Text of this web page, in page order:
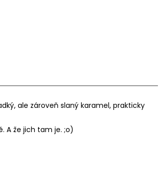
ale zároveň slaný karamel, prakticky
A že jich tam je. ;o)